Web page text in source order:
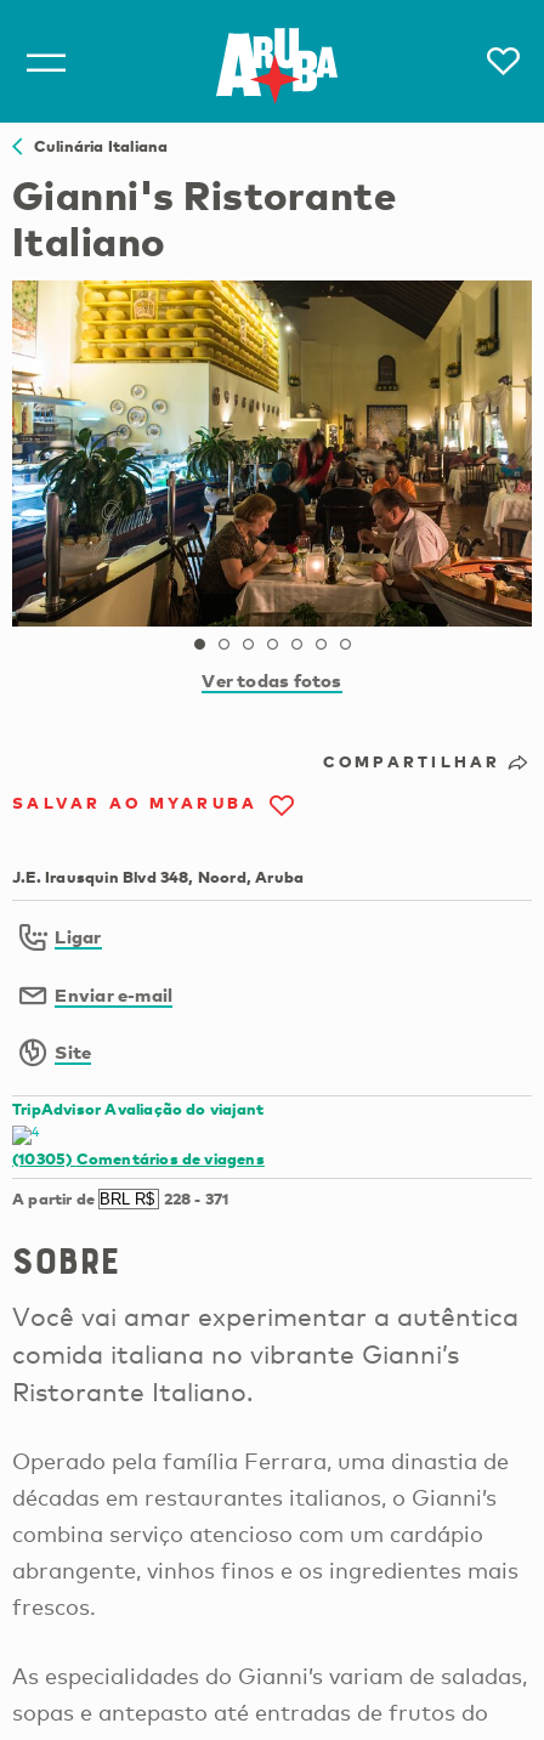
Culinária Italiana
Gianni's Ristorante
Italiano
Ver todas fotos
COMPARTILHAR
SALVAR AO MYARUBA
J.E. Irausquin Blvd 348, Noord, Aruba
Ligar
Enviar e-mail
Site
TripAdvisor Avaliação do viajant
(10305) Comentários de viagens
A partir de 228- 371
Sobre
Você vai amar experimentar a autêntica
comida italiana no vibrante Gianni’s
Ristorante Italiano.
Operado pela família Ferrara, uma dinastia de
décadas em restaurantes italianos, o Gianni’s
combina serviço atencioso com um cardápio
abrangente, vinhos finos e os ingredientes mais
frescos.
As especialidades do Gianni’s variam de saladas,
sopas e antepasto até entradas de frutos do